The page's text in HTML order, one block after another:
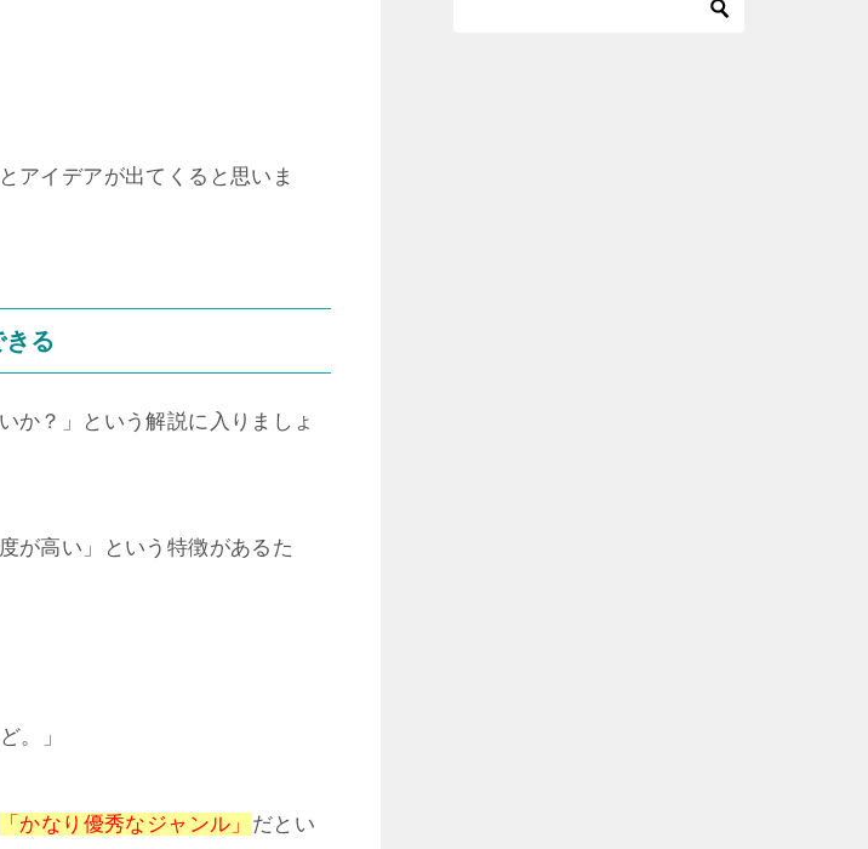
アイデアが出てくると思いま
る
か？」という解説に入りましょ
が高い」という特徴があるた
。」
「かなり優秀なジャンル」 だとい